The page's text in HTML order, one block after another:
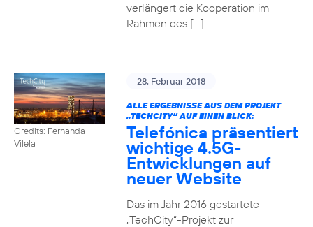
verlängert die Kooperation im
Rahmen des […]
Credits: Fernanda
Vilela
28. Februar 2018
ALLE ERGEBNISSE AUS DEM PROJEKT
„TECHCITY“ AUF EINEN BLICK:
Telefónica präsentiert
wichtige 4.5G-
Entwicklungen auf
neuer Website
Das im Jahr 2016 gestartete
„TechCity“-Projekt zur